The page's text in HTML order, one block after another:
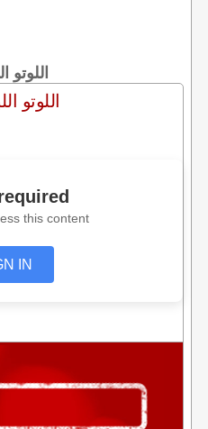
اللوتو
اللوتو
this content
IN